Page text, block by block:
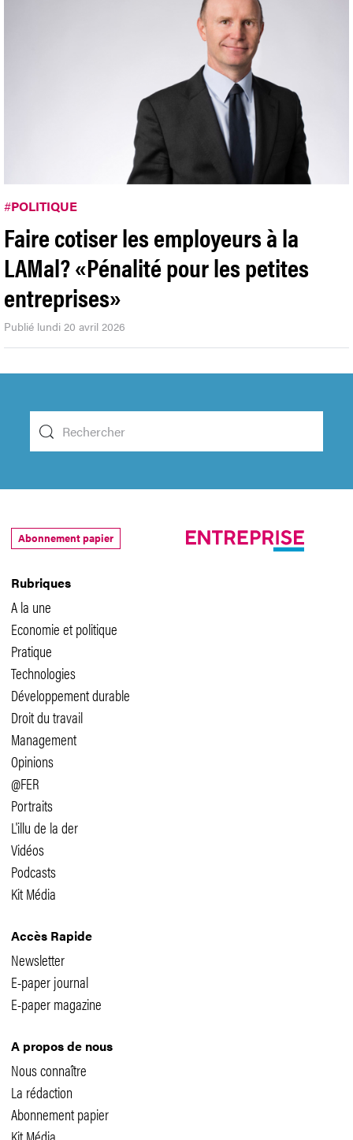
#POLITIQUE
Faire cotiser les employeurs à la
LAMal? «Pénalité pour les petites
entreprises»
Publié lundi 20 avril 2026
Rubriques
A la une
Economie et politique
Pratique
Technologies
Développement durable
Droit du travail
Management
Opinions
@FER
Portraits
L'illu de la der
Vidéos
Podcasts
Kit Média
Accès Rapide
Newsletter
E-paper journal
E-paper magazine
A propos de nous
Nous connaître
La rédaction
Abonnement papier
Abonnement papier